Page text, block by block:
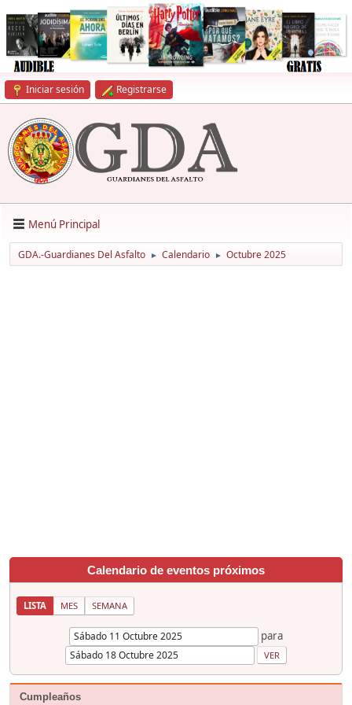
Iniciar sesión Registrarse
Menú Principal
GDA.-Guardianes Del Asfalto ► Calendario ► Octubre 2025
Calendario de eventos próximos
LISTA MES SEMANA
para
Cumpleaños